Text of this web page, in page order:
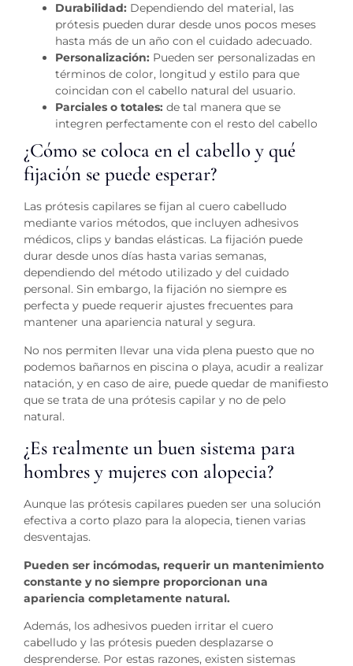
Durabilidad: Dependiendo del material, las
prótesis pueden durar desde unos pocos meses
hasta más de un año con el cuidado adecuado.
Personalización: Pueden ser personalizadas en
términos de color, longitud y estilo para que
coincidan con el cabello natural del usuario.
Parciales o totales: de tal manera que se
integren perfectamente con el resto del cabello
¿Cómo se coloca en el cabello y qué
fijación se puede esperar?
Las prótesis capilares se fijan al cuero cabelludo
mediante varios métodos, que incluyen adhesivos
médicos, clips y bandas elásticas. La fijación puede
durar desde unos días hasta varias semanas,
dependiendo del método utilizado y del cuidado
personal. Sin embargo, la fijación no siempre es
perfecta y puede requerir ajustes frecuentes para
mantener una apariencia natural y segura.
No nos permiten llevar una vida plena puesto que no
podemos bañarnos en piscina o playa, acudir a realizar
natación, y en caso de aire, puede quedar de manifiesto
que se trata de una prótesis capilar y no de pelo
natural.
¿Es realmente un buen sistema para
hombres y mujeres con alopecia?
Aunque las prótesis capilares pueden ser una solución
efectiva a corto plazo para la alopecia, tienen varias
desventajas.
Pueden ser incómodas, requerir un mantenimiento
constante y no siempre proporcionan una
apariencia completamente natural.
Además, los adhesivos pueden irritar el cuero
cabelludo y las prótesis pueden desplazarse o
desprenderse. Por estas razones, existen sistemas